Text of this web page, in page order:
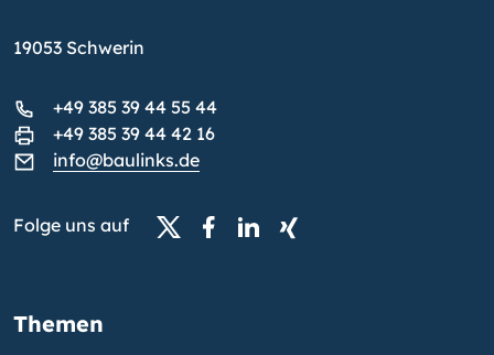
19053 Schwerin
+49 385 39 44 55 44
+49 385 39 44 42 16
info@baulinks.de
Folge uns auf
Themen